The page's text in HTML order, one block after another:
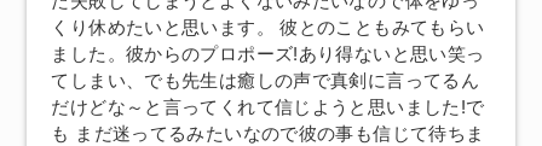
くり休めたいと思います。 彼とのこともみてもらい
ました。彼からのプロポーズ!あり得ないと思い笑っ
てしまい、でも先生は癒しの声で真剣に言ってるん
だけどな～と言ってくれて信じようと思いました!で
も まだ迷ってるみたいなので彼の事も信じて待ちま